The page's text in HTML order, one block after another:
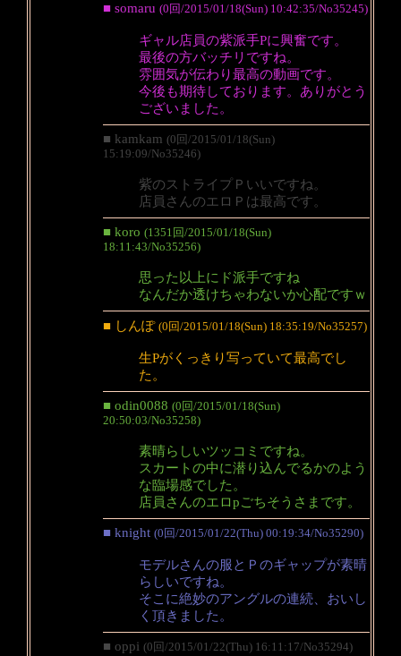
■ somaru (0回/2015/01/18(Sun) 10:42:35/No35245)
ギャル店員の紫派手Pに興奮です。
最後の方バッチリですね。
雰囲気が伝わり最高の動画です。
今後も期待しております。ありがとう
ございました。
■ kamkam (0回/2015/01/18(Sun)
15:19:09/No35246)
紫のストライプＰいいですね。
店員さんのエロＰは最高です。
■ koro (1351回/2015/01/18(Sun)
18:11:43/No35256)
思った以上にド派手ですね
なんだか透けちゃわないか心配ですｗ
■ しんぽ (0回/2015/01/18(Sun) 18:35:19/No35257)
生Pがくっきり写っていて最高でし
た。
■ odin0088 (0回/2015/01/18(Sun)
20:50:03/No35258)
素晴らしいツッコミですね。
スカートの中に潜り込んでるかのよう
な臨場感でした。
店員さんのエロpごちそうさまです。
■ knight (0回/2015/01/22(Thu) 00:19:34/No35290)
モデルさんの服とＰのギャップが素晴
らしいですね。
そこに絶妙のアングルの連続、おいし
く頂きました。
■ oppi (0回/2015/01/22(Thu) 16:11:17/No35294)